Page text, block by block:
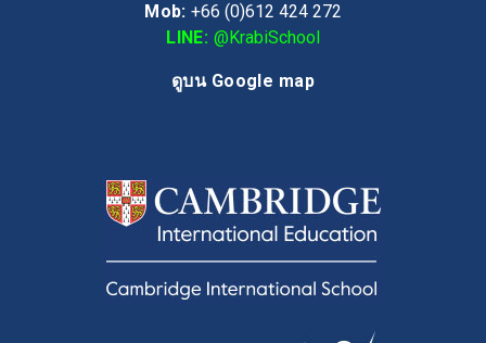
Mob: +66 (0)612 424 272
LINE: @KrabiSchool
ดูบน Google map